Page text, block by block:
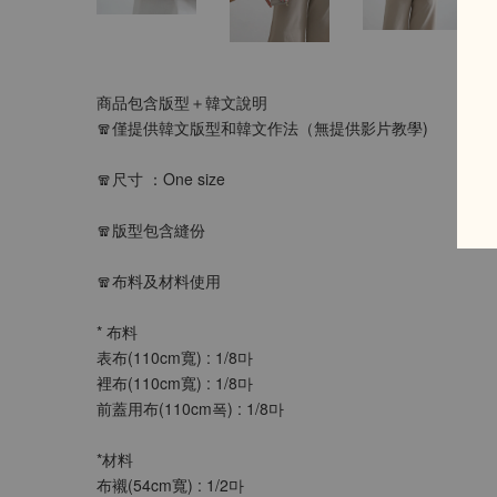
商品包含版型＋韓文說明
🧣僅提供韓文版型和韓文作法（無提供影片教學)
🧣尺寸 ：One size
🧣版型包含縫份
🧣布料及材料使用
* 布料
表布(110cm寬) : 1/8마
裡布(110cm寬) : 1/8마
前蓋用布(110cm폭) : 1/8마
*材料
布襯(54cm寬) : 1/2마